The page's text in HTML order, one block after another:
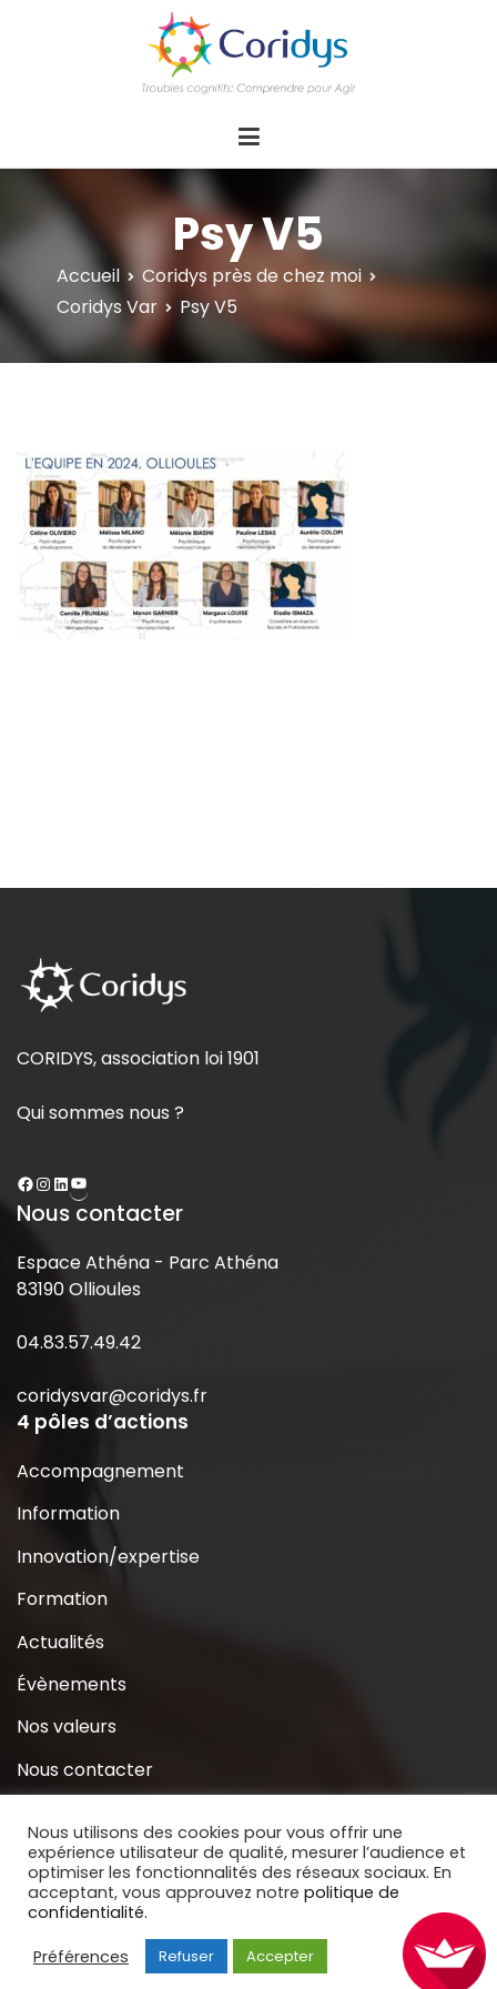
d'actions Information Accompagnement
Innovation/E­xpertise Formations autour des
troubles cognitifs dys ou acquis
Psy V5
Accueil
Coridys près de chez moi
Coridys Var
Psy V5
CORIDYS, association loi 1901
Qui sommes nous ?
Nous contacter
Espace Athéna - Parc Athéna
83190 Ollioules
04.83.57.49.42
coridysvar@coridys.fr
4 pôles d’actions
Accompagnement
Information
Innovation/expertise
Formation
Actualités
Évènements
Nos valeurs
Nous contacter
S’inscrire à la Newsletter
Nous soutenir
Copyright © 2020 Coridys. Site réalisé par BECOMS
Nous utilisons des cookies pour vous offrir une
expérience utilisateur de qualité, mesurer l’audience et
optimiser les fonctionnalités des réseaux sociaux. En
acceptant, vous approuvez notre politique de
confidentialité.
Préférences
Refuser Accepter